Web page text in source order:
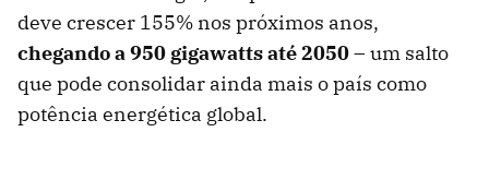
deve crescer 155% nos próximos anos,
chegando a 950 gigawatts até 2050– um salto
que pode consolidar ainda mais o país como
potência energética global.